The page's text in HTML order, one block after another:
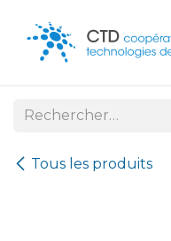
Tous les produits